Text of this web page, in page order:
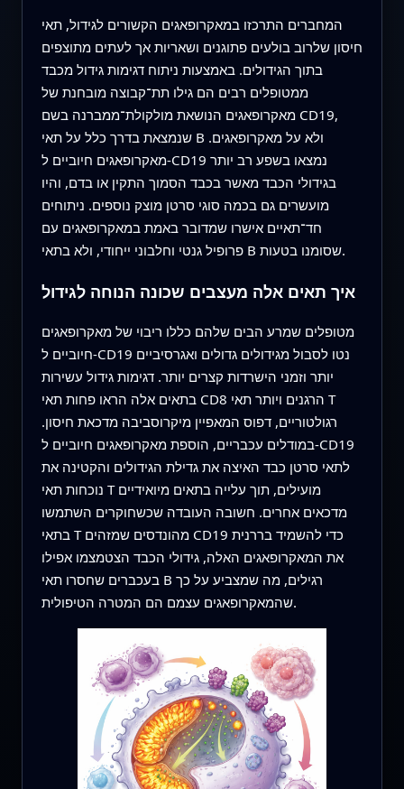
המחברים התרכזו במאקרופאגים הקשורים לגידול, תאי
חיסון שלרוב בולעים פתוגנים ושאריות אך לעתים מתוצפים
בתוך הגידולים. באמצעות ניתוח דגימות גידול מכבד
ממטופלים רבים הם גילו תת־קבוצה מובחנת של
מאקרופאגים הנושאת מולקולת־ממברנה בשם CD19,
שנמצאת בדרך כלל על תאי B ולא על מאקרופאגים.
מאקרופאגים חיוביים ל‑CD19 נמצאו בשפע רב יותר
בגידולי הכבד מאשר בכבד הסמוך התקין או בדם, והיו
מועשרים גם בכמה סוגי סרטן מוצק נוספים. ניתוחים
חד־תאיים אישרו שמדובר באמת במאקרופאגים עם
פרופיל גנטי וחלבוני ייחודי, ולא בתאי B שסומנו בטעות.
איך תאים אלה מעצבים שכונה הנוחה לגידול
מטופלים שמרע הבים שלהם כללו ריבוי של מאקרופאגים
חיוביים ל‑CD19 נטו לסבול מגידולים גדולים ואגרסיביים
יותר וזמני הישרדות קצרים יותר. דגימות גידול עשירות
בתאים אלה הראו פחות תאי CD8 הרגנים ויותר תאי T
רגולטוריים, דפוס המאפיין מיקרוסביבה מדכאת חיסון.
במודלים עכבריים, הוספת מאקרופאגים חיוביים ל‑CD19
לתאי סרטן כבד האיצה את גדילת הגידולים והקטינה את
נוכחות תאי T מועילים, תוך עלייה בתאים מיואידיים
מדכאים אחרים. חשובה העובדה שכשחוקרים השתמשו
בתאי T מהונדסים שמזהים CD19 כדי להשמיד בררנית
את המאקרופאגים האלה, גידולי הכבד הצטמצמו אפילו
בעכברים שחסרו תאי B רגילים, מה שמצביע על כך
שהמאקרופאגים עצמם הם המטרה הטיפולית.